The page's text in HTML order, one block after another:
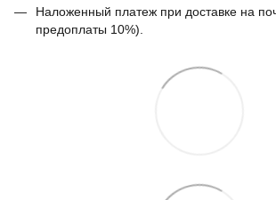
Наложенный платеж при доставке на
предоплаты 10%).